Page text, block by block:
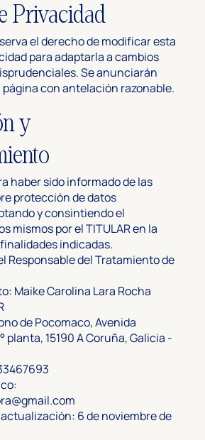
Privacidad
el derecho de modificar esta
para adaptarla a cambios
Se anunciarán
con antelación razonable.
y
haber sido informado de las
protección de datos
y consintiendo el
mismos por el TITULAR en la
indicadas.
Responsable del Tratamiento de
Maike Carolina Lara Rocha
de Pocomaco, Avenida
planta, 15190 A Coruña, Galicia -
6 de noviembre de